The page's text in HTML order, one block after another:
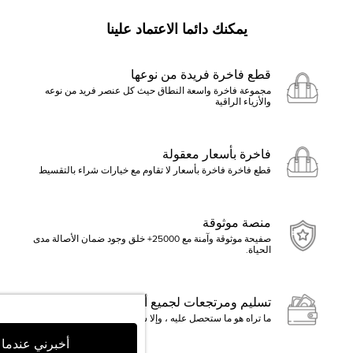
أخبرني
يمكنك دائما الاعتماد علينا
قطع فاخرة فريدة من نوعها
مجموعة فاخرة واسعة النطاق حيث كل عنصر فريد من نوعه
والأزياء الراقية
فاخرة بأسعار معقولة
قطع فاخرة فاخرة بأسعار لا تقاوم مع خيارات شراء بالتقسيط
منصة موثوقة
صفيحة موثوقة وآمنة مع 25000+ خلق وجود ضمان الأصالة مدى
الحياة.
تسليم ومرتجعات لجميع أنحاء العالم
ما تراه هو ما ستحصل عليه ، وإلا ستسترد الأموال